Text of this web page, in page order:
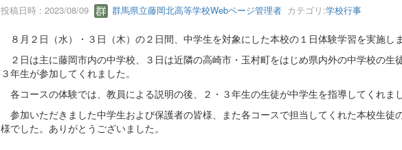
投稿日時 : 2023/08/09 群馬県立藤岡北高等学校Webページ管理者カテゴリ:学校行事
８月２日（水）・３日（木）の２日間、中学生を対象にした本校の１日体験学習を実施しま
２日は主に藤岡市内の中学校、３日は近隣の高崎市・玉村町をはじめ県内外の中学校の生
３年生が参加してくれました。
各コースの体験では、教員による説明の後、２・３年生の生徒が中学生を指導してくれまし
参加いただきました中学生および保護者の皆様、また各コースで担当してくれた本校生徒
様でした。ありがとうございました。